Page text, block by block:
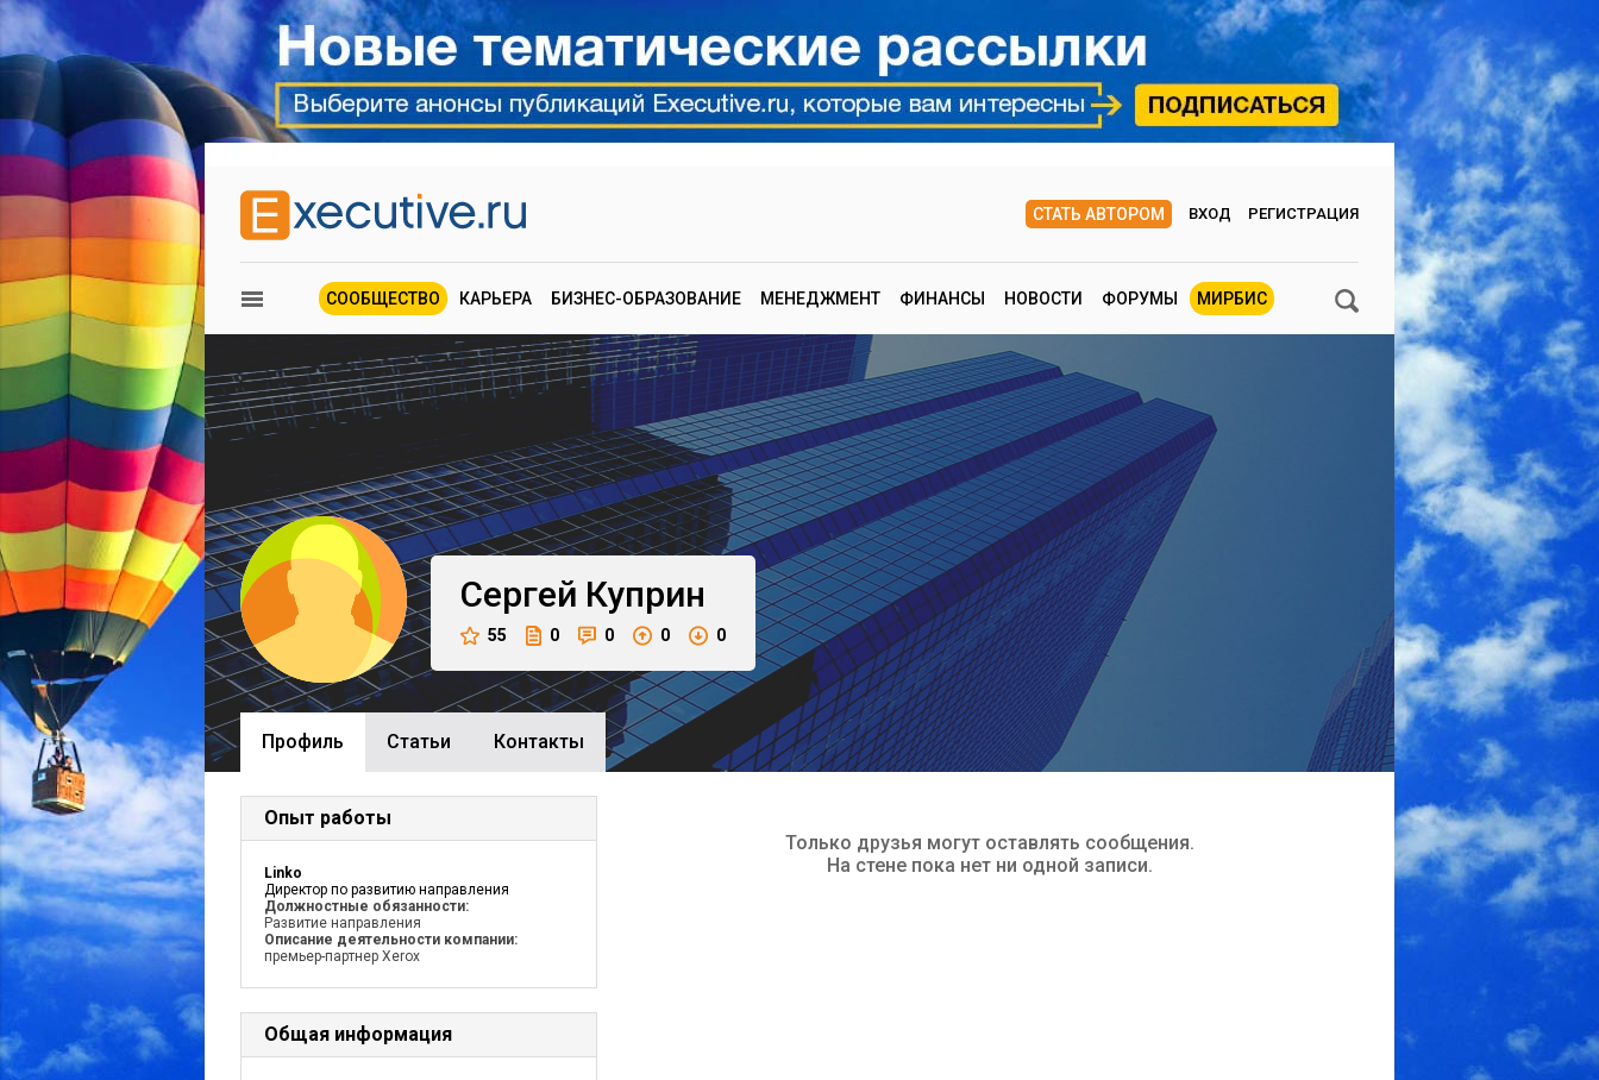
СТАТЬ АВТОРОМ ВХОД РЕГИСТРАЦИЯ
СООБЩЕСТВО КАРЬЕРА БИЗНЕС-ОБРАЗОВАНИЕ МЕНЕДЖМЕНТ ФИНАНСЫ НОВОСТИ ФОРУМЫ МИРБИС
Сергей Куприн
55 0 0 0 0
Профиль Cтатьи Контакты
Опыт работы
Linko
Директор по развитию направления
Должностные обязанности:
Развитие направления
Описание деятельности компании:
премьер-партнер Xerox
Общая информация
Только друзья могут оставлять сообщения.
На стене пока нет ни одной записи.